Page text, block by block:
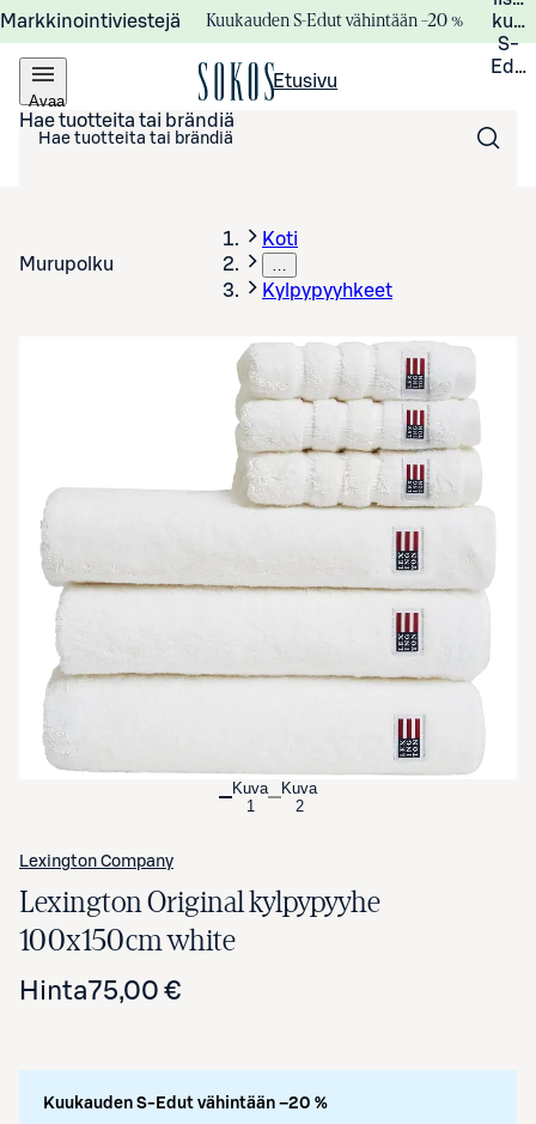
Markkinointiviestejä Kuukauden S-Edut vähintään –20 %
S-
Avaa
valikko
Etusivu
Hae tuotteita tai brändiä
Murupolku
Koti
…
Kylpypyyhkeet
Kuva
1
Kuva
2
Lexington Company
Lexington Original kylpypyyhe
100x150cm white
Hinta75,00 €
Kuukauden S-Edut vähintään –20 %